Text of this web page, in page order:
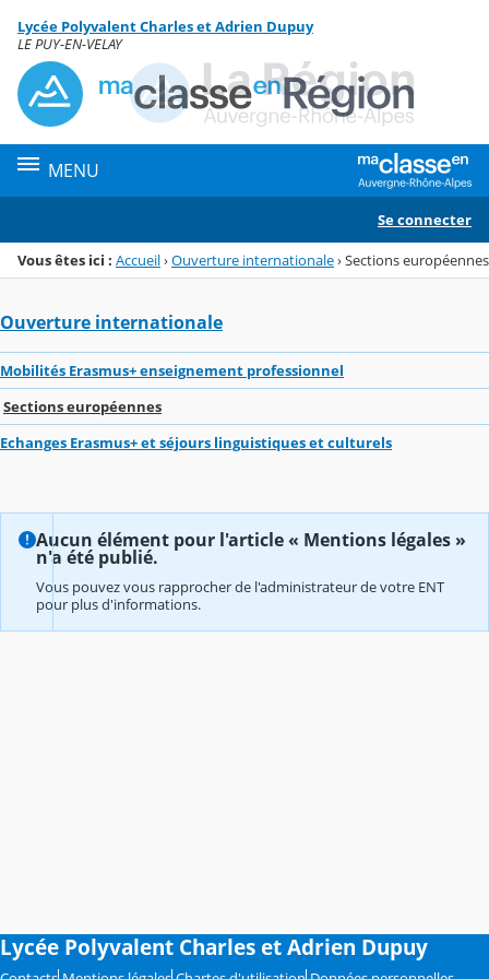
Menu de la rubrique
Contenu
Lycée Polyvalent Charles et Adrien Dupuy
LE PUY-EN-VELAY
MENU
Se connecter
Vous êtes ici : Accueil›Ouverture internationale›Sections européennes
Ouverture internationale
Mobilités Erasmus+ enseignement professionnel
Sections européennes
Echanges Erasmus+ et séjours linguistiques et culturels
Aucun élément pour l'article « Mentions légales »
n'a été publié.
Vous pouvez vous rapprocher de l'administrateur de votre ENT
pour plus d'informations.
Lycée Polyvalent Charles et Adrien Dupuy